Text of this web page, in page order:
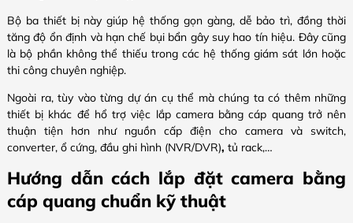
Bộ ba thiết bị này giúp hệ thống gọn gàng, dễ bảo trì, đồng thời
tăng độ ổn định và hạn chế bụi bẩn gây suy hao tín hiệu. Đây cũng
là bộ phần không thể thiếu trong các hệ thống giám sát lớn hoặc
thi công chuyên nghiệp.
Ngoài ra, tùy vào từng dự án cụ thể mà chúng ta có thêm những
thiết bị khác để hổ trợ việc lắp camera bằng cáp quang trở nên
thuận tiện hơn như nguồn cấp điện cho camera và switch,
converter, ổ cứng, đầu ghi hình (NVR/DVR), tủ rack,…
Hướng dẫn cách lắp đặt camera bằng
cáp quang chuẩn kỹ thuật